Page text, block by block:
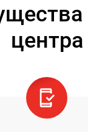
центра